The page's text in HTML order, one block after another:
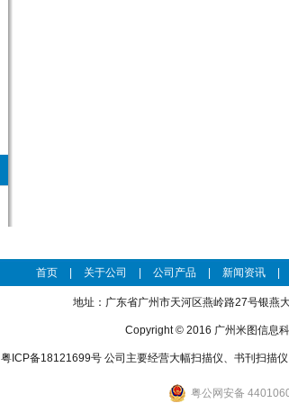
首页 关于公司 公司产品 新闻资讯
地址：广东省广州市天河区燕岭路27号银燕
Copyright © 2016 广州米图信息
粤ICP备18121699号公司主要经营大幅扫描仪、书刊扫描
粤公网安备